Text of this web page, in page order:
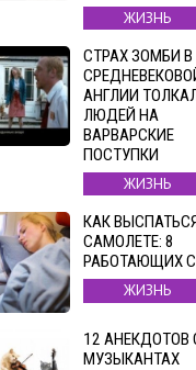
ЖИЗНЬ
СТРАХ ЗОМБИ В
АНГЛИИ
ЛЮДЕЙ НА
ВАРВАРСКИЕ
ПОСТУПКИ
ЖИЗНЬ
КАК
САМОЛЕТЕ: 8
РАБОТАЮЩИХ
ЖИЗНЬ
12 АНЕКДОТОВ
МУЗЫКАНТАХ